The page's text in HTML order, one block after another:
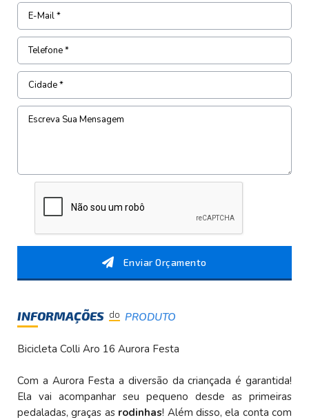
Enviar Orçamento
INFORMAÇÕES do PRODUTO
Bicicleta Colli Aro 16 Aurora Festa
Com a Aurora Festa a diversão da criançada é garantida!
Ela vai acompanhar seu pequeno desde as primeiras
pedaladas, graças as rodinhas! Além disso, ela conta com